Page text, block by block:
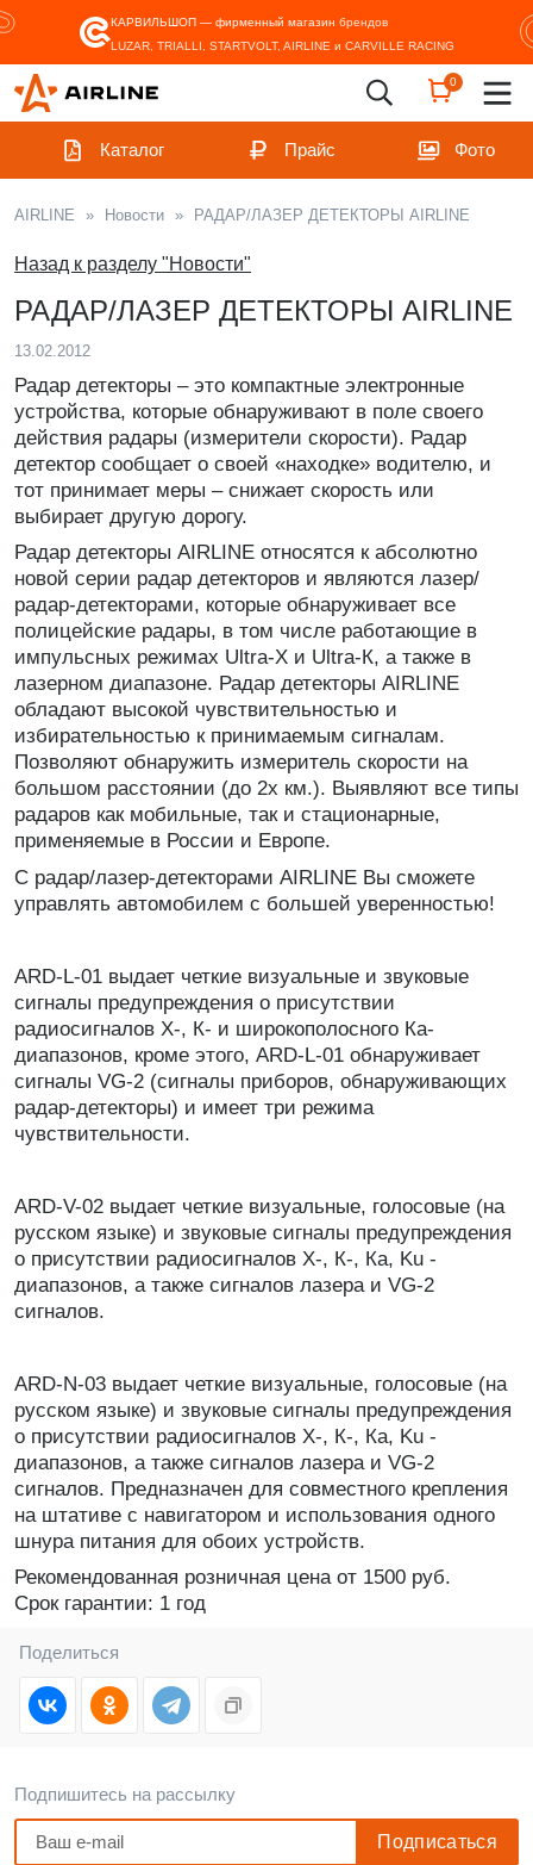
КАРВИЛЬШОП — фирменный магазин брендов
LUZAR, TRIALLI, STARTVOLT, AIRLINE и CARVILLE RACING
0
Каталог Прайс Фото
AIRLINE » Новости » РАДАР/ЛАЗЕР ДЕТЕКТОРЫ AIRLINE
Назад к разделу "Новости"
РАДАР/ЛАЗЕР ДЕТЕКТОРЫ AIRLINE
13.02.2012
Радар детекторы – это компактные электронные
устройства, которые обнаруживают в поле своего
действия радары (измерители скорости). Радар
детектор сообщает о своей «находке» водителю, и
тот принимает меры – снижает скорость или
выбирает другую дорогу.
Радар детекторы AIRLINE относятся к абсолютно
новой серии радар детекторов и являются лазер/
радар-детекторами, которые обнаруживает все
полицейские радары, в том числе работающие в
импульсных режимах Ultra-Х и Ultra-К, а также в
лазерном диапазоне. Радар детекторы AIRLINE
обладают высокой чувствительностью и
избирательностью к принимаемым сигналам.
Позволяют обнаружить измеритель скорости на
большом расстоянии (до 2х км.). Выявляют все типы
радаров как мобильные, так и стационарные,
применяемые в России и Европе.
С радар/лазер-детекторами AIRLINE Вы сможете
управлять автомобилем с большей уверенностью!
ARD-L-01 выдает четкие визуальные и звуковые
сигналы предупреждения о присутствии
радиосигналов Х-, К- и широкополосного Ка-
диапазонов, кроме этого, ARD-L-01 обнаруживает
сигналы VG-2 (сигналы приборов, обнаруживающих
радар-детекторы) и имеет три режима
чувствительности.
ARD-V-02 выдает четкие визуальные, голосовые (на
русском языке) и звуковые сигналы предупреждения
о присутствии радиосигналов Х-, К-, Ка, Ku -
диапазонов, а также сигналов лазера и VG-2
сигналов.
ARD-N-03 выдает четкие визуальные, голосовые (на
русском языке) и звуковые сигналы предупреждения
о присутствии радиосигналов Х-, К-, Ка, Ku -
диапазонов, а также сигналов лазера и VG-2
сигналов. Предназначен для совместного крепления
на штативе с навигатором и использования одного
шнура питания для обоих устройств.
Рекомендованная розничная цена от 1500 руб.
Срок гарантии: 1 год
Поделиться
Подпишитесь на рассылку